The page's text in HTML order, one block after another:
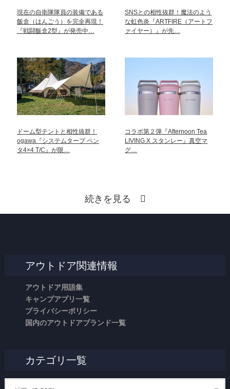
現在の自衛隊隊員の装備である
飯盒（はんごう）を完全再現！
『戦闘飯盒2型』が発売中…
SNSとの相性抜群！魔法のよう
な虹色炎『ARTFIRE（アートフ
ァイヤー）』が先…
ドーム型テントと相性抜群！
ogawa『システムタープ ペン
タ4×4 T/C』が限…
コラボ第２弾『Afternoon Tea
LIVING X スタンレー』真空マ
グ…
続きを見る
アウトドア関連情報
アウトドア用語集
キャンプアプリ一覧
プライバシーポリシー
国内のアウトドアブランド一覧
カテゴリ一覧